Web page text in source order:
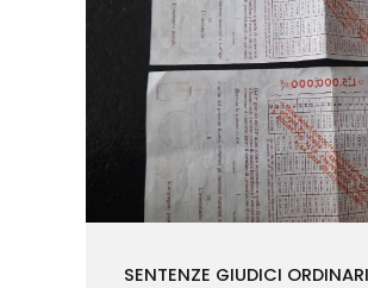
SENTENZE GIUDICI ORDINARI